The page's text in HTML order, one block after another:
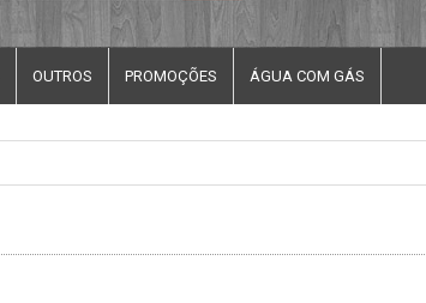
OUTROS PROMOÇÕES ÁGUA COM GÁS